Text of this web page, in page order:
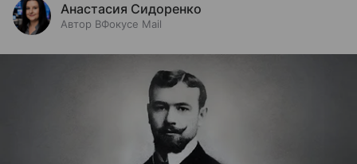
Анастасия Сидоренко
Автор ВФокусе Mail